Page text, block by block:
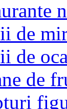
de
de
de